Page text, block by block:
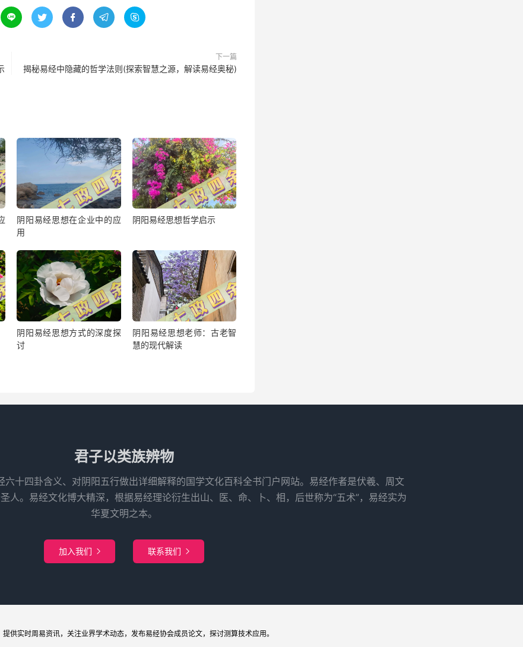
    
下一篇
揭秘易经中隐藏的哲学法则(探索智慧之源，解读易经奥秘)
阴阳易经思想在企业中的应
用
阴阳易经思想哲学启示
阴阳易经思想方式的深度探
讨
阴阳易经思想老师：古老智
慧的现代解读
君子以类族辨物
十四卦含义、对阴阳五行做出详细解释的国学文化百科全书门户网站。易经作者是伏羲、周文
人。易经文化博大精深，根据易经理论衍生出山、医、命、卜、相，后世称为“五术”，易经实为
华夏文明之本。
加入我们  联系我们 
提供实时周易资讯，关注业界学术动态，发布易经协会成员论文，探讨测算技术应用。